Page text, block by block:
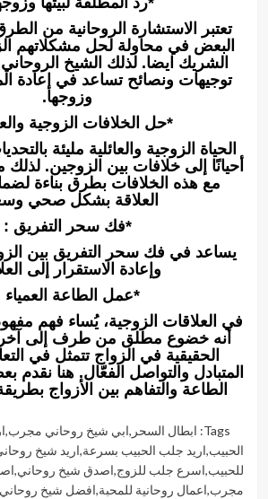
تعتبر الاستشارة الروحانية من الطرق
البعض في محاولة لحل مشكلاتهم
الشريك ايضا. لذلك الشيخ
توجيهات ونصائح تساعد في إعادة
وزوجها.
*حل الخلافات الزوجية
الحياة الزوجية والعائلية مليئة
أحيانًا إلى خلافات بين الزوجين. لذلك
مع هذه الخلافات بطرق بناءة
العلاقة بشكل صحي
*فك سحر التفريق :
يساعد في فك سحر التفريق بين
وإعادة الاستقرار إلى
*عمل الطاعة العمياء
في العلاقات الزوجية، يُساء فهم
أنه خضوع مطلق من طرف إلى
الحقيقية في الزواج تتمثل في
المتبادل والتواصل الفعّال. هنا نقدم
الطاعة والتفاهم بين الأزواج
Tags: ابطال السحر ,ابي شيخ روحاني مجرب,
الحبيب,اريد جلب الحبيب بسرعة,اريد شيخ
للحبيب,اسرع جلب للزوج,اصدق شيخ روحاني,
مجرب,اعمال روحانية للمحبة,افضل شيخ روحاني